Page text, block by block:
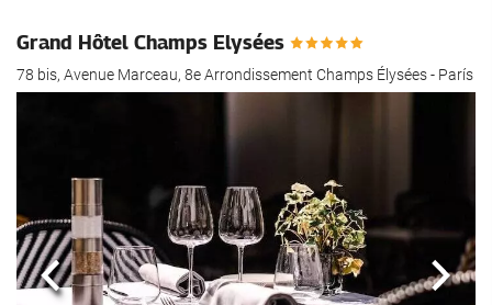
Grand Hôtel Champs Elysées
78 bis, Avenue Marceau, 8e Arrondissement Champs Élysées - París
Anterior